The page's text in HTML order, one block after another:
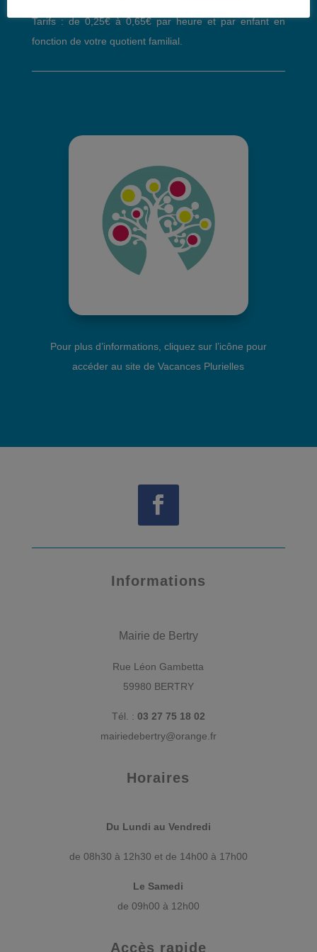
Tarifs : de 0,25€ à 0,65€ par heure et par enfant en
fonction de votre quotient familial.
Pour plus d’informations, cliquez sur l’icône pour
accéder au site de Vacances Plurielles
Informations
Mairie de Bertry
Rue Léon Gambetta
59980 BERTRY
Tél. : 03 27 75 18 02
mairiedebertry@orange.fr
Horaires
Du Lundi au Vendredi
de 08h30 à 12h30 et de 14h00 à 17h00
Le Samedi
de 09h00 à 12h00
Accès rapide